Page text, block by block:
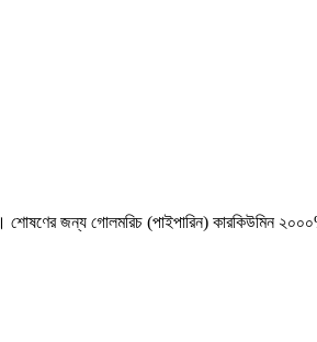
শোষণের জন্য গোলমরিচ (পাইপারিন) কারকিউমিন